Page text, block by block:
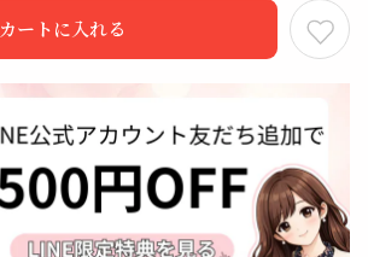
カートに入れる